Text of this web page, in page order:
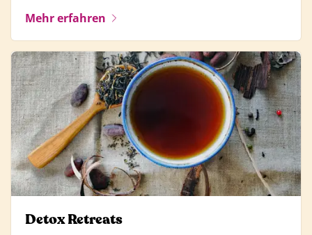
Mehr erfahren
Detox Retreats